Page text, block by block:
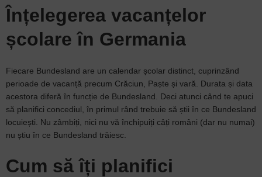
Înțelegerea vacanțelor
școlare în Germania
Fiecare Bundesland are un calendar școlar distinct, cuprinzând
perioade de vacanță precum Crăciun, Paște și vară. Durata și data
acestora diferă în funcție de Bundesland. Deci atunci când te apuci
să planifici concediul, în primul rând trebuie să știi în ce Bundesland
locuiești. Nu zâmbiți, nici nu vă închipuiți câți români (dar nu numai)
nu știu în ce Bundesland trăiesc.
Cum să îți planifici